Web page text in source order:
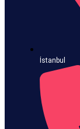
İstanbul